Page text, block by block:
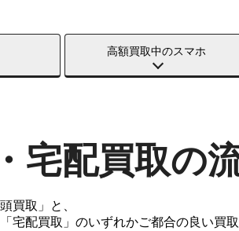
高額買取中のスマホ
宅配買取の
買取」と、
宅配買取」のいずれかご都合の良い買